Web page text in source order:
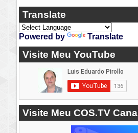
Translate
Powered by Translate
Visite Meu YouTube
Visite Meu COS.TV Canal